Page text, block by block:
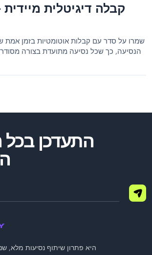
קבלה דיגיטלית
שמרו על סדר עם קבלות אוטומטיות בזמן אמת
הנסיעה, כך שכל נסיעה מתועדת בצורה
התעדכן